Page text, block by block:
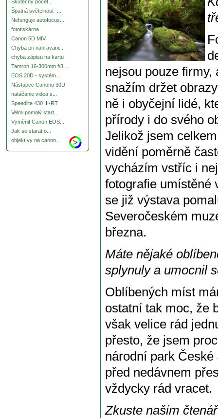
Skutečný počet...
Špatná světelnost -...
Nefunguje autofocus...
fototiskárna
Canon 5D MIV
Chyba pri nahravani...
chyba zápisu na kartu
Tamron 16-300mm f/3....
EOS 20D - systém....
Nástupce Canonu 30D
natáčanie videa s...
Speedlite 430 III-RT
Velmi pomalý start...
Vyměnit Canon EOS...
Jak se starat o...
objektívy na canon...
nejsou pouze firmy,
snažím držet
ně i obyčejní lidé,
přírody i do svého
Jelikož jsem
vidění poměrně
vycházím vstříc i
fotografie umístěné
se již výstava
Severočeském
března.
Máte nějaké
splynuly a umocnil
Oblíbených míst
ostatní tak moc, že
však velice rád
přesto, že jsem
národní park
před nedávnem
vždycky rád vracet.
Zkuste našim